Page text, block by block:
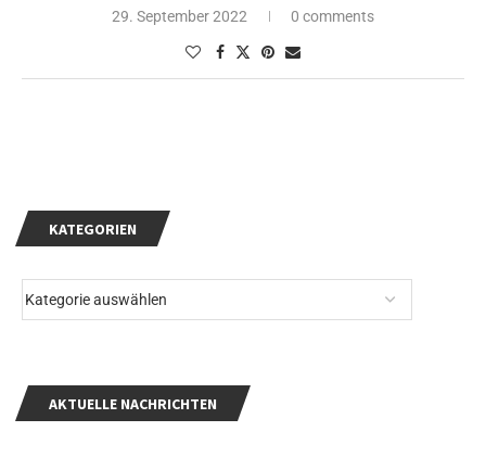
29. September 2022 0 comments
KATEGORIEN
AKTUELLE NACHRICHTEN